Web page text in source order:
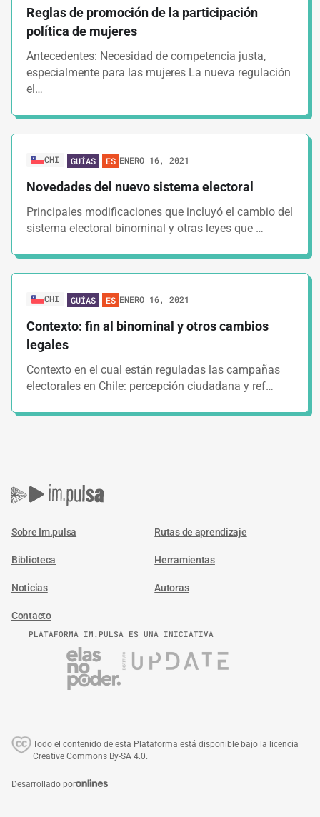
Reglas de promoción de la participación
política de mujeres
Antecedentes: Necesidad de competencia justa,
especialmente para las mujeres La nueva regulación
el…
CHI GUÍAS ES ENERO 16, 2021
Novedades del nuevo sistema electoral
Principales modificaciones que incluyó el cambio del
sistema electoral binominal y otras leyes que …
CHI GUÍAS ES ENERO 16, 2021
Contexto: fin al binominal y otros cambios
legales
Contexto en el cual están reguladas las campañas
electorales en Chile: percepción ciudadana y ref…
Sobre Im.pulsa Rutas de aprendizaje
Biblioteca Herramientas
Noticias Autoras
Contacto
PLATAFORMA IM.PULSA ES UNA INICIATIVA
Todo el contenido de esta Plataforma está disponible bajo la licencia
Creative Commons By-SA 4.0.
Desarrollado por